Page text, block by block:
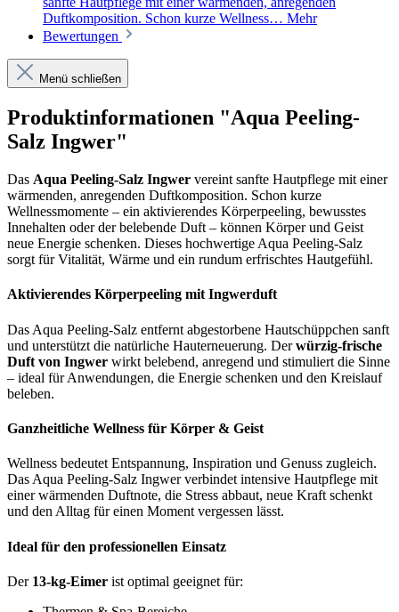
Duftkomposition. Schon kurze Wellness… Mehr
Bewertungen
Menü schließen
Produktinformationen "Aqua Peeling-
Salz Ingwer"
Das Aqua Peeling-Salz Ingwer vereint sanfte Hautpflege mit einer
wärmenden, anregenden Duftkomposition. Schon kurze
Wellnessmomente – ein aktivierendes Körperpeeling, bewusstes
Innehalten oder der belebende Duft – können Körper und Geist
neue Energie schenken. Dieses hochwertige Aqua Peeling-Salz
sorgt für Vitalität, Wärme und ein rundum erfrischtes Hautgefühl.
Aktivierendes Körperpeeling mit Ingwerduft
Das Aqua Peeling-Salz entfernt abgestorbene Hautschüppchen sanft
und unterstützt die natürliche Hauterneuerung. Derwürzig-frische
Duft von Ingwer wirkt belebend, anregend und stimuliert die Sinne
– ideal für Anwendungen, die Energie schenken und den Kreislauf
beleben.
Ganzheitliche Wellness für Körper & Geist
Wellness bedeutet Entspannung, Inspiration und Genuss zugleich.
Das Aqua Peeling-Salz Ingwer verbindet intensive Hautpflege mit
einer wärmenden Duftnote, die Stress abbaut, neue Kraft schenkt
und den Alltag für einen Moment vergessen lässt.
Ideal für den professionellen Einsatz
Der 13-kg-Eimer ist optimal geeignet für: